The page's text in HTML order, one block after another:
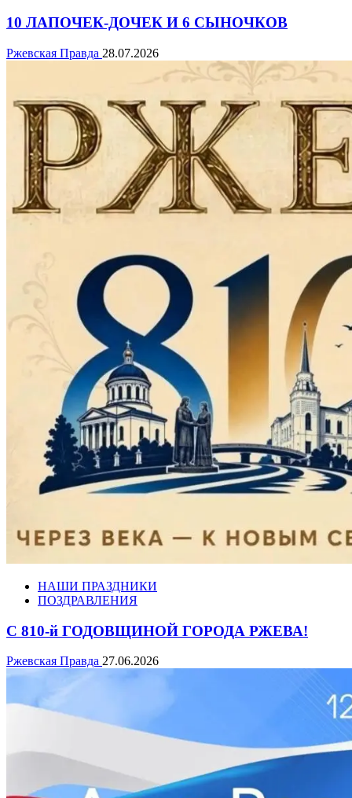
10 ЛАПОЧЕК-ДОЧЕК И 6 СЫНОЧКОВ
Ржевская Правда 28.07.2026
НАШИ ПРАЗДНИКИ
ПОЗДРАВЛЕНИЯ
С 810-й ГОДОВЩИНОЙ ГОРОДА РЖЕВА!
Ржевская Правда 27.06.2026